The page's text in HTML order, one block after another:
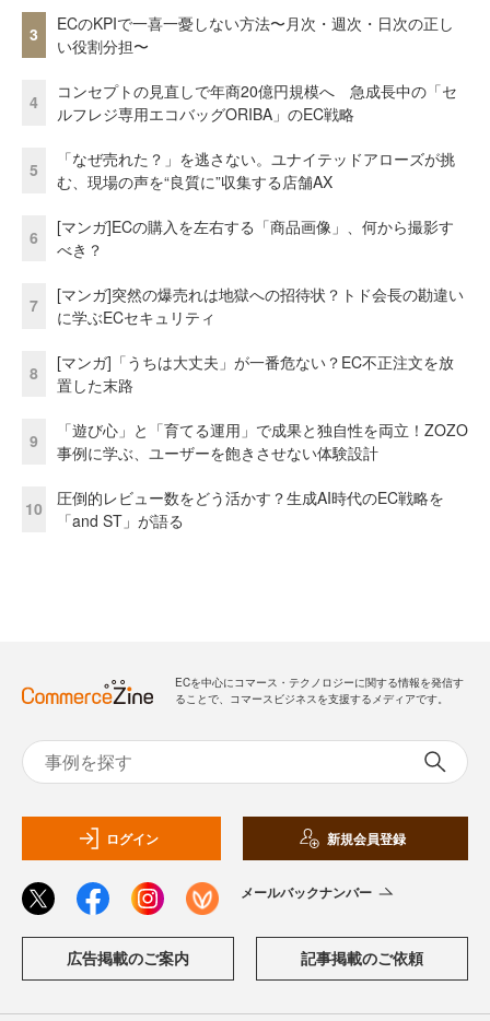
3
ECのKPIで一喜一憂しない方法〜月次・週次・日次の正し
い役割分担〜
4
コンセプトの見直しで年商20億円規模へ 急成長中の「セ
ルフレジ専用エコバッグORIBA」のEC戦略
5
「なぜ売れた？」を逃さない。ユナイテッドアローズが挑
む、現場の声を“良質に”収集する店舗AX
6
[マンガ]ECの購入を左右する「商品画像」、何から撮影す
べき？
7
[マンガ]突然の爆売れは地獄への招待状？トド会長の勘違い
に学ぶECセキュリティ
8
[マンガ]「うちは大丈夫」が一番危ない？EC不正注文を放
置した末路
9
「遊び心」と「育てる運用」で成果と独自性を両立！ZOZO
事例に学ぶ、ユーザーを飽きさせない体験設計
10
圧倒的レビュー数をどう活かす？生成AI時代のEC戦略を
「and ST」が語る
ECを中心にコマース・テクノロジーに関する情報を発信す
ることで、コマースビジネスを支援するメディアです。
ログイン 新規会員登録
メールバックナンバー
広告掲載のご案内 記事掲載のご依頼